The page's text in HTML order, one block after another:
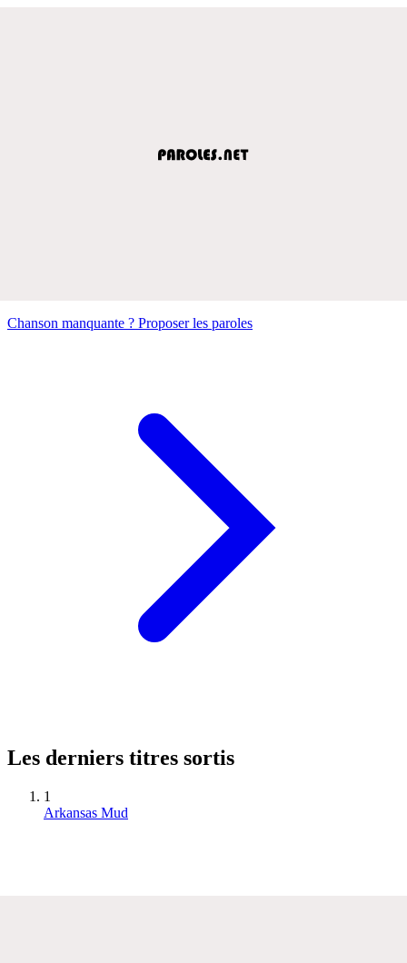
Chanson manquante ? Proposer les paroles
Les derniers titres sortis
1
Arkansas Mud